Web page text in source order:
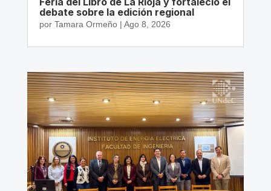
debate sobre la edición regional
por Tamara Ormeño| Ago 8, 2026